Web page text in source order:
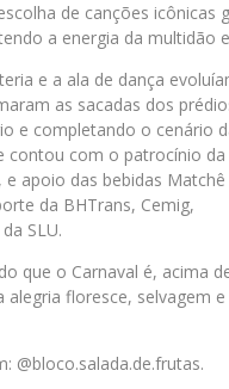
de canções icônicas
a energia da
e a ala de dança
as sacadas dos
e completando o cenário
contou com o patrocínio da
apoio das bebidas Matchê
da BHTrans, Cemig,
SLU.
que o Carnaval é, acima
floresce, selvagem e
@bloco.salada.de.frutas.